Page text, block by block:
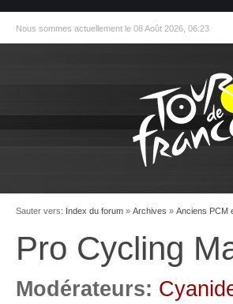
Nous sommes actuellement le 08 Août 2026, 06:23
Sauter vers: Index du forum » Archives » Anciens PCM
Pro Cycling
Modérateurs: